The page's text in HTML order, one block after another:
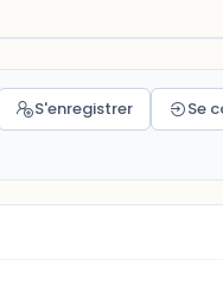
S'enregistrer
Se